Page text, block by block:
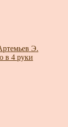
Э.
в 4 руки